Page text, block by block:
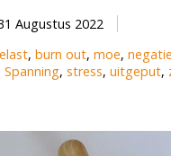
Augustus 2022
, burn out, moe,
Spanning, stress, uitgeput,